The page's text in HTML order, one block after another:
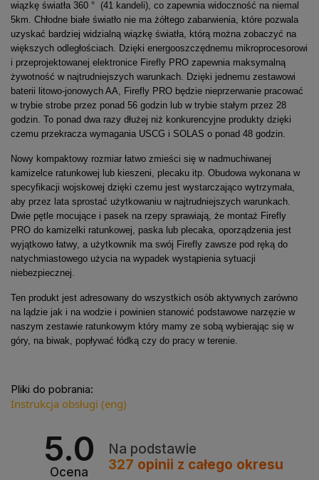
wiązkę światła 360 ° (41 kandeli), co zapewnia widoczność na niemal
5km. Chłodne białe światło nie ma żółtego zabarwienia, które pozwala
uzyskać bardziej widzialną wiązkę światła, którą można zobaczyć na
większych odległościach. Dzięki energooszczędnemu mikroprocesorowi
i przeprojektowanej elektronice Firefly PRO zapewnia maksymalną
żywotność w najtrudniejszych warunkach. Dzięki jednemu zestawowi
baterii litowo-jonowych AA, Firefly PRO będzie nieprzerwanie pracować
w trybie strobe przez ponad 56 godzin lub w trybie stałym przez 28
godzin. To ponad dwa razy dłużej niż konkurencyjne produkty dzięki
czemu przekracza wymagania USCG i SOLAS o ponad 48 godzin.
Nowy kompaktowy rozmiar łatwo zmieści się w nadmuchiwanej
kamizelce ratunkowej lub kieszeni, plecaku itp. Obudowa wykonana w
specyfikacji wojskowej dzięki czemu jest wystarczająco wytrzymała,
aby przez lata sprostać użytkowaniu w najtrudniejszych warunkach.
Dwie pętle mocujące i pasek na rzepy sprawiają, że montaż Firefly
PRO do kamizelki ratunkowej, paska lub plecaka, oporządzenia jest
wyjątkowo łatwy, a użytkownik ma swój Firefly zawsze pod ręką do
natychmiastowego użycia na wypadek wystąpienia sytuacji
niebezpiecznej.
Ten produkt jest adresowany do wszystkich osób aktywnych zarówno
na lądzie jak i na wodzie i powinien stanowić podstawowe narzęzie w
naszym zestawie ratunkowym który mamy ze sobą wybierając się w
góry, na biwak, popływać łódką czy do pracy w terenie.
Pliki do pobrania:
Instrukcja obsługi (eng)
5.0
Ocena
Na podstawie
327 opinii z całego okresu